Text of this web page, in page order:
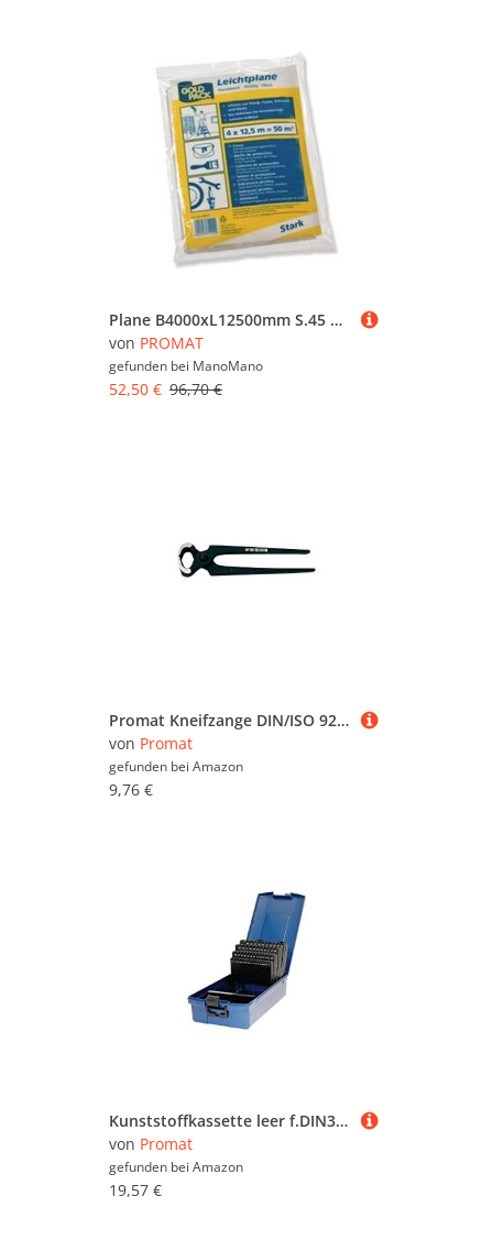
Plane B4000xL12500mm S.45 µm
von PROMAT
gefunden bei ManoMano
52,50 € 96,70 €
Promat Kneifzange DIN/ISO 9243 160 mm schwarz lackiert
von Promat
gefunden bei Amazon
9,76 €
Kunststoffkassette leer f.DIN338 f.D.1-5,9mm 0,1mm steigend
von Promat
gefunden bei Amazon
19,57 €